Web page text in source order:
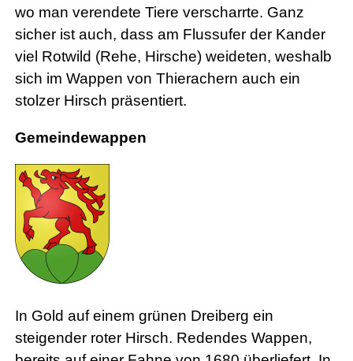
wo man verendete Tiere verscharrte. Ganz
sicher ist auch, dass am Flussufer der Kander
viel Rotwild (Rehe, Hirsche) weideten, weshalb
sich im Wappen von Thierachern auch ein
stolzer Hirsch präsentiert.
Gemeindewappen
In Gold auf einem grünen Dreiberg ein
steigender roter Hirsch. Redendes Wappen,